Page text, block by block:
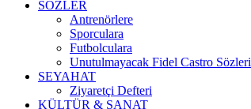
SÖZLER
Antrenörlere
Sporculara
Futbolculara
Unutulmayacak Fidel Castro Sözleri
SEYAHAT
Ziyaretçi Defteri
KÜLTÜR & SANAT